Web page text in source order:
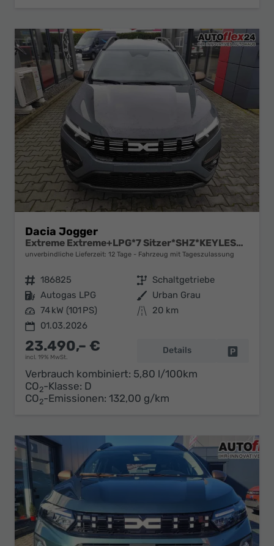
Dacia Jogger
Extreme Extreme+LPG*7 Sitzer*SHZ*KEYLESS*CAM*TOTW
unverbindliche Lieferzeit: 12 Tage Fahrzeug mit Tageszulassung
Fahrzeugnr. 186825 Getriebe Schaltgetriebe
Kraftstoff Autogas LPG Außenfarbe Urban Grau
Leistung 74 kW (101 PS) Kilometerstand
20 km
01.03.2026
23.490,– €
incl. 19% MwSt.
Details
Verbrauch kombiniert: 5,80 l/100km
CO2-Klasse: D
CO2-Emissionen: 132,00 g/km